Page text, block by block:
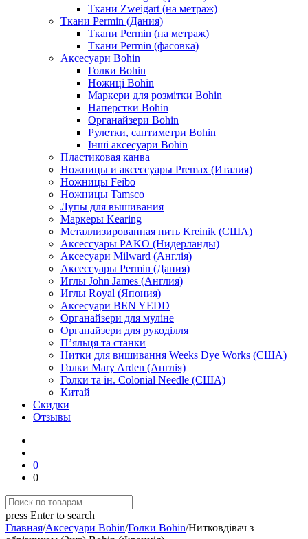
Ткани Zweigart (на метраж)
Ткани Permin (Дания)
Ткани Permin (на метраж)
Ткани Permin (фасовка)
Аксесуари Bohin
Голки Bohin
Ножиці Bohin
Маркери для розмітки Bohin
Наперстки Bohin
Органайзери Bohin
Рулетки, сантиметри Bohin
Інші аксесуари Bohin
Пластиковая канва
Ножницы и аксессуары Premax (Италия)
Ножницы Feibo
Ножницы Tamsco
Лупы для вышивания
Маркеры Kearing
Металлизированная нить Kreinik (США)
Аксессуары PAKO (Нидерланды)
Аксесуари Milward (Англія)
Аксессуары Permin (Дания)
Иглы John James (Англия)
Иглы Royal (Япония)
Аксесуари BEN YEDD
Органайзери для муліне
Органайзери для рукоділля
П’яльця та станки
Нитки для вишивання Weeks Dye Works (США)
Голки Mary Arden (Англія)
Голки та ін. Colonial Needle (США)
Китай
Скидки
Отзывы
0
0
press Enterto search
Главная/Аксесуари Bohin/Голки Bohin/Нитковдівач з